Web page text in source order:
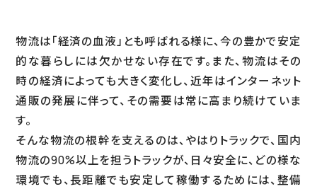
物流は「経済の血液」とも呼ばれる様に、今の豊かで安定
的な暮らしには欠かせない存在です。また、物流はその
時の経済によっても大きく変化し、近年はインターネット
通販の発展に伴って、その需要は常に高まり続けていま
す。
そんな物流の根幹を支えるのは、やはりトラックで、国内
物流の90%以上を担うトラックが、日々安全に、どの様な
環境でも、長距離でも安定して稼働するためには、整備